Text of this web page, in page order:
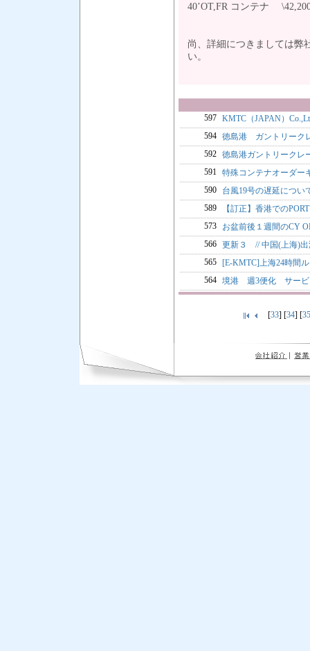
40’OT,FR コンテナ
尚、詳細につきましては弊
い。
597
KMTC（JAPAN）
594
徳島港 ガントリーク
592
徳島港ガントリークレ
591
特殊コンテナオーダ
590
台風19号の遅延につい
589
【訂正】香港での
573
お盆前後１週間のCY
566
更新３ // 中国(上海)出
565
[E-KMTC]上海24時間
564
境港 週3便化 サービ
[33] [34] [35